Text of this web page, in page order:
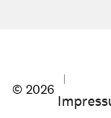
© 2026